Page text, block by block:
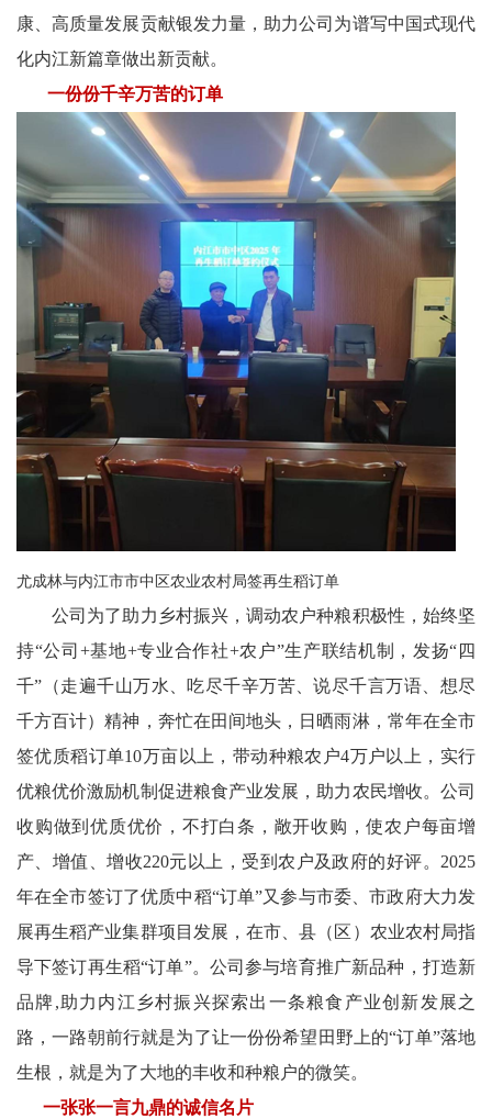
康、高质量发展贡献银发力量，助力公司为谱写中国式现代
化内江新篇章做出新贡献。
一份份千辛万苦的订单
尤成林与内江市市中区农业农村局签再生稻订单
公司为了助力乡村振兴，调动农户种粮积极性，始终坚
持“公司+基地+专业合作社+农户”生产联结机制，发扬“四
千”（走遍千山万水、吃尽千辛万苦、说尽千言万语、想尽
千方百计）精神，奔忙在田间地头，日晒雨淋，常年在全市
签优质稻订单10万亩以上，带动种粮农户4万户以上，实行
优粮优价激励机制促进粮食产业发展，助力农民增收。公司
收购做到优质优价，不打白条，敞开收购，使农户每亩增
产、增值、增收220元以上，受到农户及政府的好评。2025
年在全市签订了优质中稻“订单”又参与市委、市政府大力发
展再生稻产业集群项目发展，在市、县（区）农业农村局指
导下签订再生稻“订单”。公司参与培育推广新品种，打造新
品牌,助力内江乡村振兴探索出一条粮食产业创新发展之
路，一路朝前行就是为了让一份份希望田野上的“订单”落地
生根，就是为了大地的丰收和种粮户的微笑。
一张张一言九鼎的诚信名片